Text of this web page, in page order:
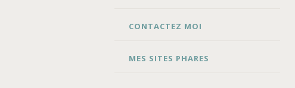
CONTACTEZ MOI
MES SITES PHARES